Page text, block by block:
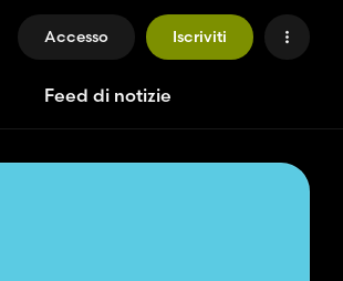
Accesso Iscriviti
Feed di notizie